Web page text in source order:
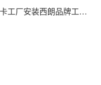
库卡工厂安装西朗品牌工业提升门